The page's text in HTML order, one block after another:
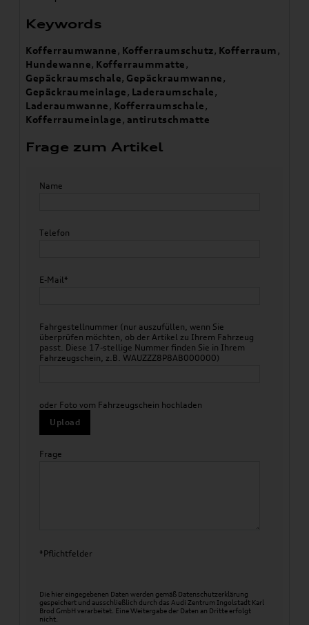
Keywords
Kofferraumwanne, Kofferraumschutz, Kofferraum,
Hundewanne, Kofferraummatte,
Gepäckraumschale, Gepäckraumwanne,
Gepäckraumeinlage, Laderaumschale,
Laderaumwanne, Kofferraumschale,
Kofferraumeinlage, antirutschmatte
Frage zum Artikel
Name
Telefon
E-Mail*
Fahrgestellnummer (nur auszufüllen, wenn Sie
überprüfen möchten, ob der Artikel zu Ihrem Fahrzeug
passt. Diese 17-stellige Nummer finden Sie in Ihrem
Fahrzeugschein, z.B. WAUZZZ8P8AB000000)
oder Foto vom Fahrzeugschein hochladen
Upload
Frage
*Pflichtfelder
Die hier eingegebenen Daten werden gemäß Datenschutzerklärung
gespeichert und ausschließlich durch das Audi Zentrum Ingolstadt Karl
Brod GmbH verarbeitet. Eine Weitergabe der Daten an Dritte erfolgt
nicht.